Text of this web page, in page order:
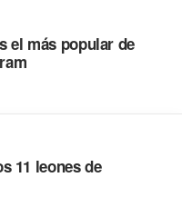
el más popular de
11 leones de